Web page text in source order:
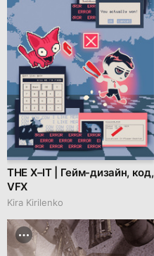
THE X–IT | Гейм-дизайн, код,
VFX
Kira Kirilenko